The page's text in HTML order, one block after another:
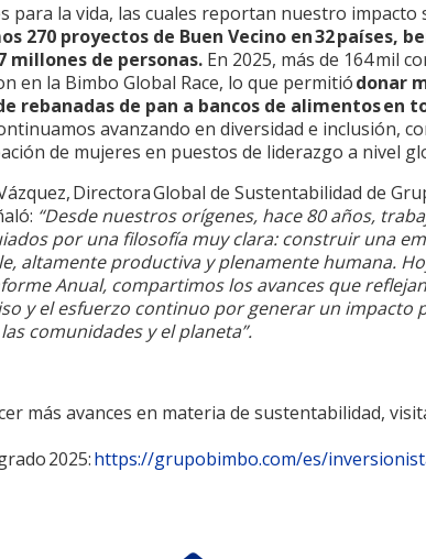
para la vida, las cuales reportan nuestro impacto
270 proyectos de Buen Vecino en 32 países,
millones de personas. En 2025, más de 164 mil
en la Bimbo Global Race, lo que permitiódonar
rebanadas de pan a bancos de alimentos en
avanzando en diversidad e inclusión,
de mujeres en puestos de liderazgo a nivel
Directora Global de Sustentabilidad de
“Desde nuestros orígenes, hace 80 años,
por una filosofía muy clara: construir una
altamente productiva y plenamente humana.
Anual, compartimos los avances que
y el esfuerzo continuo por generar un impacto
comunidades y el planeta”.
más avances en materia de sustentabilidad,
2025:https://grupobimbo.com/es/